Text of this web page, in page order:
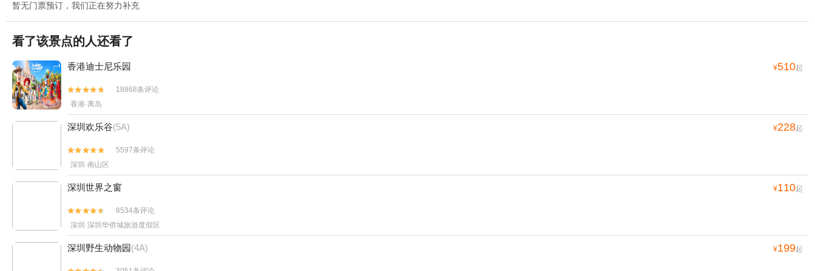
暂无门票预订，我们正在努力补充
看了该景点的人还看了
香港迪士尼乐园 ¥510起


18868条评论
香港·离岛
深圳欢乐谷(5A) ¥228起


5597条评论
深圳·南山区
深圳世界之窗 ¥110起


8534条评论
深圳·深圳华侨城旅游度假区
深圳野生动物园(4A) ¥199起